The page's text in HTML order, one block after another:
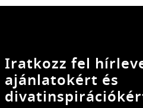
Iratkozz fel
ajánlatokért és